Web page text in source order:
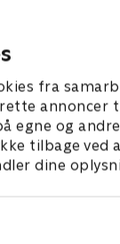
fra
annoncer
egne og
tilbage ved
dine
ud.
• 29 min